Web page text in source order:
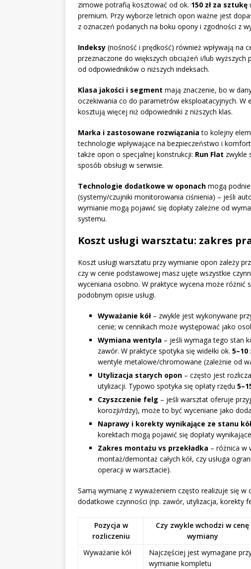
zimowe potrafią kosztować od ok. 150 zł za sztukę
premium. Przy wyborze letnich opon ważne jest
z oznaczeń podanych na boku opony i zgodności z
Indeksy (nośność i prędkość) również wpływają na
przeznaczone do większych obciążeń i/lub
od odpowiedników o niższych indeksach.
Klasa jakości i segment mają znaczenie, bo w
oczekiwania co do parametrów eksploatacyjnych. W
kosztują więcej niż odpowiedniki z niższych klas.
Marka i zastosowane rozwiązania to kolejny
technologie wpływające na bezpieczeństwo i
także opon o specjalnej konstrukcji: Run Flat zwykle
sposób obsługi w serwisie.
Technologie dodatkowe w oponach mogą
(systemy/czujniki monitorowania ciśnienia) – jeśli
wymianie mogą pojawić się dopłaty zależne od
systemu.
Koszt usługi warsztatu: zakres
Koszt usługi warsztatu przy wymianie opon zależy
czy w cenie podstawowej masz ujęte wszystkie
wyceniana osobno. W praktyce wycena może różnić
podobnym opisie usługi.
Wyważanie kół– zwykle jest wykonywane
cenie; w cennikach może występować jako
Wymiana wentyla – jeśli wymaga tego stan
zawór. W praktyce spotyka się widełki ok.
wentyle metalowe/chromowane (zależnie od
Utylizacja starych opon – często jest
utylizacji. Typowo spotyka się opłaty rzędu
Czyszczenie felg – jeśli warsztat oferuje
korozji/rdzy), może to być wyceniane jako
Naprawy i korekty wynikające ze stanu kół
korektach mogą pojawić się dopłaty
Zakres montażu vs przekładka – różnica w
montaż/demontaż całych kół, czy usługa
operacji w warsztacie).
Samą wymianę z wyważeniem często realizuje się w
dodatkowe czynności (np. zawór, utylizacja, korekty
Pozycja w
rozliczeniu
Czy zwykle wchodzi w cenę
wymiany
Wyważanie kół
Najczęściej jest wymagane
wymianie kompletu